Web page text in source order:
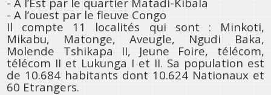
- A l’ouest par le fleuve Congo
Il compte 11 localités qui sont : Minkoti,
Mikabu, Matonge, Aveugle, Ngudi Baka,
Molende Tshikapa II, Jeune Foire, télécom,
télécom II et Lukunga I et II. Sa population est
de 10.684 habitants dont 10.624 Nationaux et
60 Etrangers.